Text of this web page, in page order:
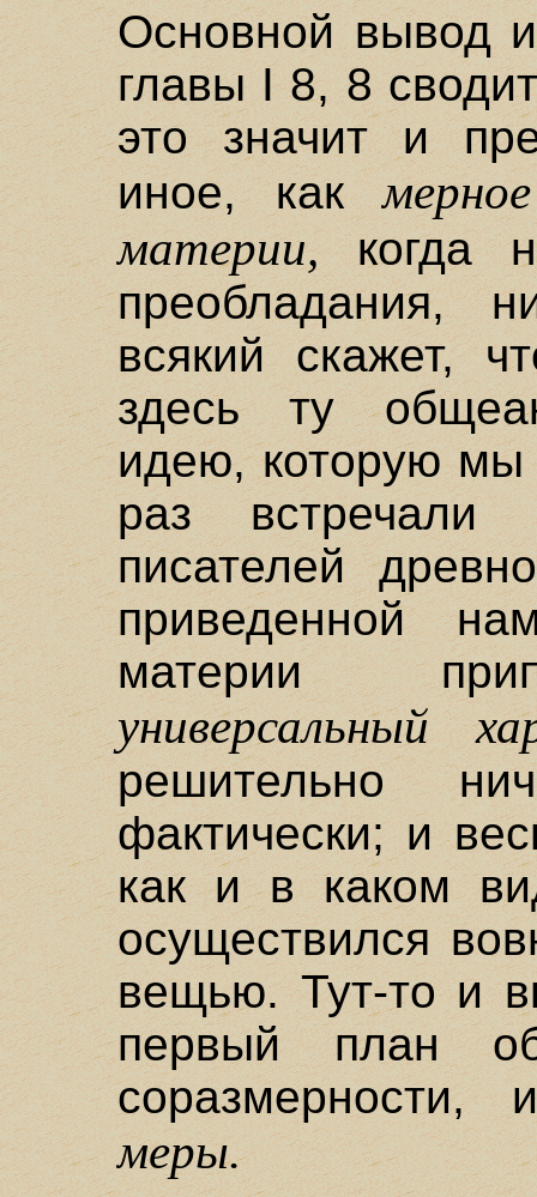
Основной вывод
главы I 8, 8
это значит и
иное, как
материи,когда
преобладания,
всякий скажет,
здесь ту
идею, которую мы
раз
писателей
приведенной
материи
универсальный
решительно
фактически; и
как и в каком
осуществился
вещью. Тут-то и
первый план
соразмерности,
меры.